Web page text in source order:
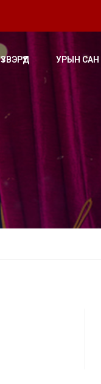
ҮЗВЭРҮҮД УРЫН САН